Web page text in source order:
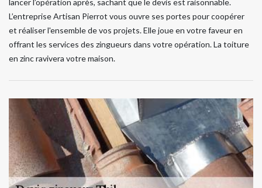
lancer l’opération après, sachant que le devis est raisonnable.
L’entreprise Artisan Pierrot vous ouvre ses portes pour coopérer
et réaliser l'ensemble de vos projets. Elle joue en votre faveur en
offrant les services des zingueurs dans votre opération. La toiture
en zinc ravivera votre maison.